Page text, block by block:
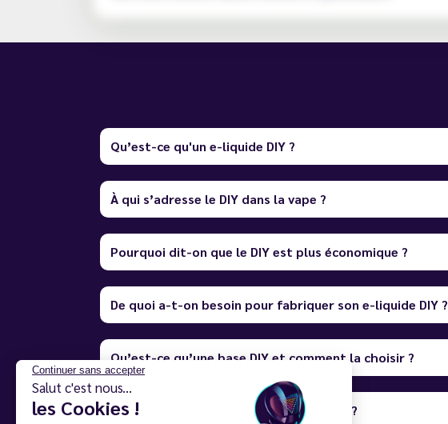
Continuer sans accepter
Salut c'est nous...
les Cookies !
Qu’est-ce qu'un e-liquide DIY ?
À qui s’adresse le DIY dans la vape ?
Pourquoi dit-on que le DIY est plus économique ?
De quoi a-t-on besoin pour fabriquer son e-liquide DIY ?
Qu’est-ce qu’une base DIY et comment la choisir ?
À quoi servent les boosters de nicotine ?